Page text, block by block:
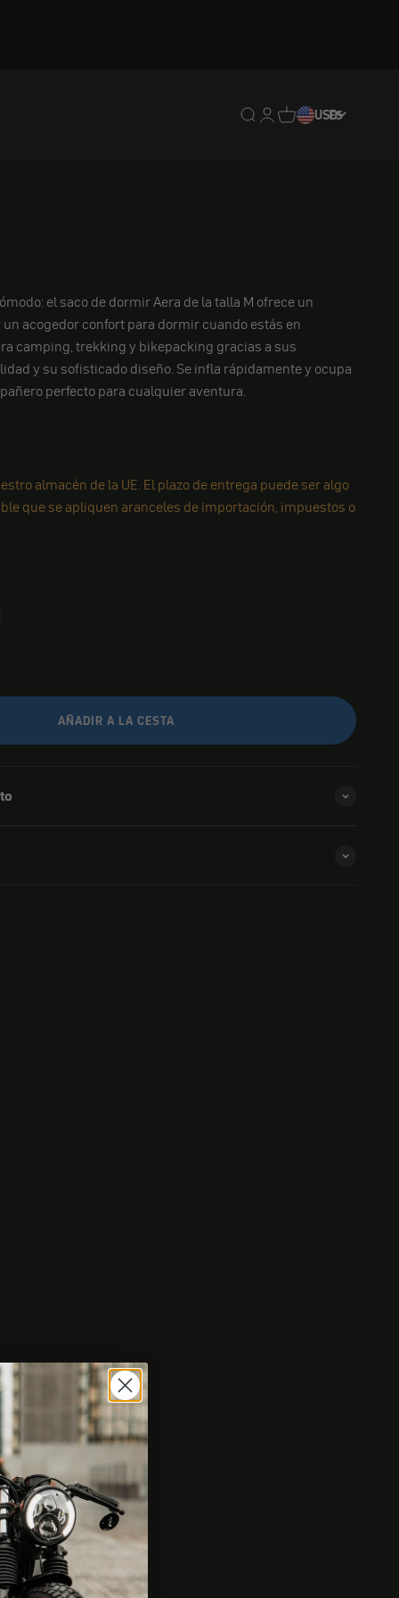
Traducción pendiente:
Traducción
Traducción
USDES
el saco de dormir Aera de la talla M ofrece un
acogedor confort para dormir cuando estás en
camping, trekking y bikepacking gracias a sus
y su sofisticado diseño. Se infla rápidamente y ocupa
perfecto para cualquier aventura.
almacén de la UE. El plazo de entrega puede ser algo
que se apliquen aranceles de importación, impuestos o
AÑADIR A LA CESTA